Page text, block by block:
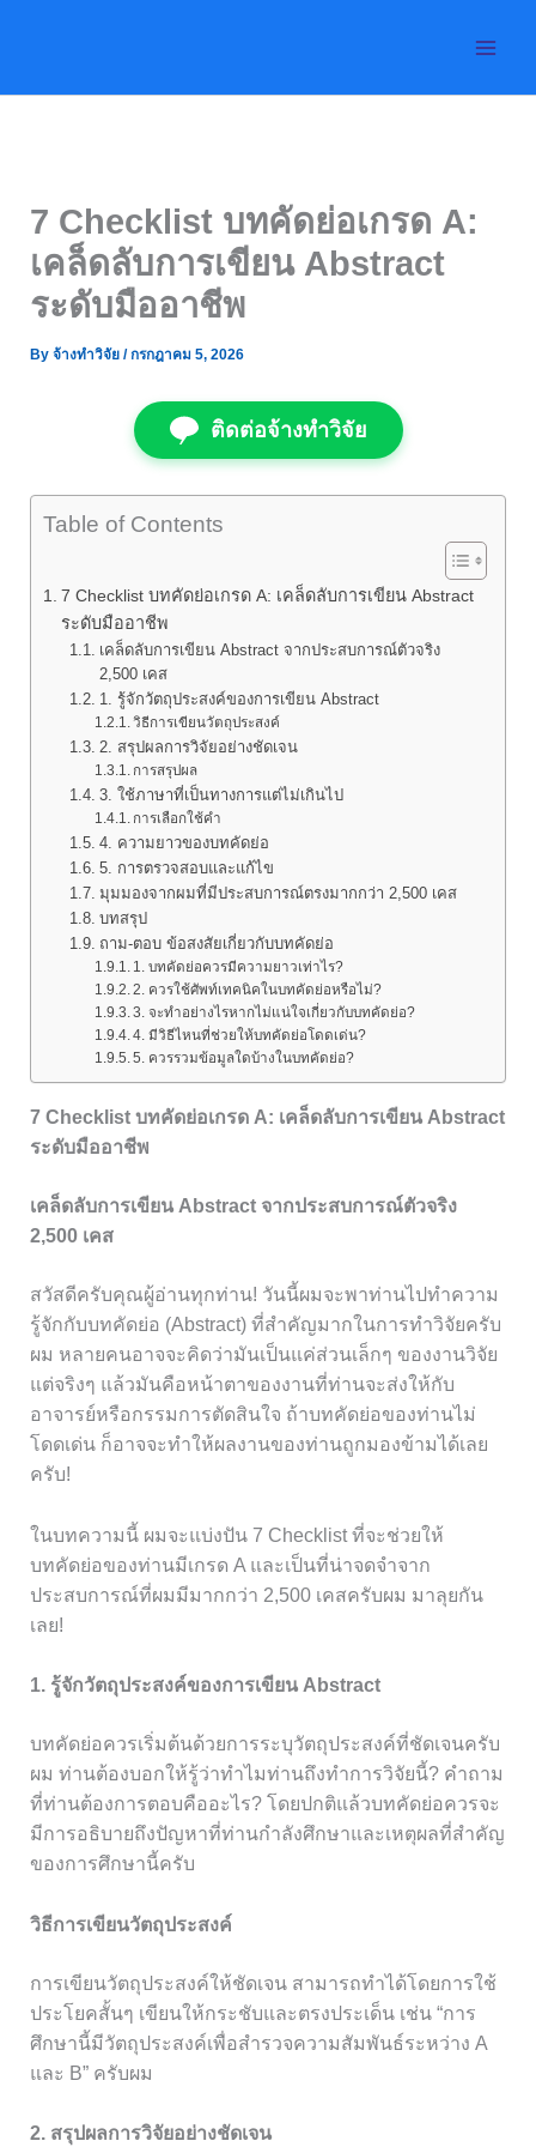
7 Checklist บทคัดย่อเกรด A:
เคล็ดลับการเขียน Abstract
ระดับมืออาชีพ
By จ้างทำวิจัย /กรกฎาคม 5, 2026
ติดต่อจ้างทำวิจัย
Table of Contents
7 Checklist บทคัดย่อเกรด A: เคล็ดลับการเขียน Abstract
ระดับมืออาชีพ
เคล็ดลับการเขียน Abstract จากประสบการณ์ตัวจริง
2,500 เคส
1. รู้จักวัตถุประสงค์ของการเขียน Abstract
วิธีการเขียนวัตถุประสงค์
2. สรุปผลการวิจัยอย่างชัดเจน
การสรุปผล
3. ใช้ภาษาที่เป็นทางการแต่ไม่เกินไป
การเลือกใช้คำ
4. ความยาวของบทคัดย่อ
5. การตรวจสอบและแก้ไข
มุมมองจากผมที่มีประสบการณ์ตรงมากกว่า 2,500 เคส
บทสรุป
ถาม-ตอบ ข้อสงสัยเกี่ยวกับบทคัดย่อ
1. บทคัดย่อควรมีความยาวเท่าไร?
2. ควรใช้ศัพท์เทคนิคในบทคัดย่อหรือไม่?
3. จะทำอย่างไรหากไม่แน่ใจเกี่ยวกับบทคัดย่อ?
4. มีวิธีไหนที่ช่วยให้บทคัดย่อโดดเด่น?
5. ควรรวมข้อมูลใดบ้างในบทคัดย่อ?
7 Checklist บทคัดย่อเกรด A: เคล็ดลับการเขียน Abstract
ระดับมืออาชีพ
เคล็ดลับการเขียน Abstract จากประสบการณ์ตัวจริง
2,500 เคส
สวัสดีครับคุณผู้อ่านทุกท่าน! วันนี้ผมจะพาท่านไปทำความ
รู้จักกับบทคัดย่อ (Abstract) ที่สำคัญมากในการทำวิจัยครับ
ผม หลายคนอาจจะคิดว่ามันเป็นแค่ส่วนเล็กๆ ของงานวิจัย
แต่จริงๆ แล้วมันคือหน้าตาของงานที่ท่านจะส่งให้กับ
อาจารย์หรือกรรมการตัดสินใจ ถ้าบทคัดย่อของท่านไม่
โดดเด่น ก็อาจจะทำให้ผลงานของท่านถูกมองข้ามได้เลย
ครับ!
ในบทความนี้ ผมจะแบ่งปัน 7 Checklist ที่จะช่วยให้
บทคัดย่อของท่านมีเกรด A และเป็นที่น่าจดจำจาก
ประสบการณ์ที่ผมมีมากกว่า 2,500 เคสครับผม มาลุยกัน
เลย!
1. รู้จักวัตถุประสงค์ของการเขียน Abstract
บทคัดย่อควรเริ่มต้นด้วยการระบุวัตถุประสงค์ที่ชัดเจนครับ
ผม ท่านต้องบอกให้รู้ว่าทำไมท่านถึงทำการวิจัยนี้? คำถาม
ที่ท่านต้องการตอบคืออะไร? โดยปกติแล้วบทคัดย่อควรจะ
มีการอธิบายถึงปัญหาที่ท่านกำลังศึกษาและเหตุผลที่สำคัญ
ของการศึกษานี้ครับ
วิธีการเขียนวัตถุประสงค์
การเขียนวัตถุประสงค์ให้ชัดเจน สามารถทำได้โดยการใช้
ประโยคสั้นๆ เขียนให้กระชับและตรงประเด็น เช่น “การ
ศึกษานี้มีวัตถุประสงค์เพื่อสำรวจความสัมพันธ์ระหว่าง A
และ B” ครับผม
2. สรุปผลการวิจัยอย่างชัดเจน